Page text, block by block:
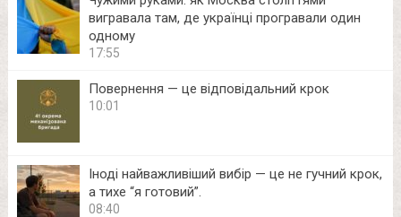
вигравала там, де українці програвали один
одному
17:55
Повернення — це відповідальний крок
10:01
Іноді найважливіший вибір — це не гучний крок,
а тихе “я готовий”.
08:40